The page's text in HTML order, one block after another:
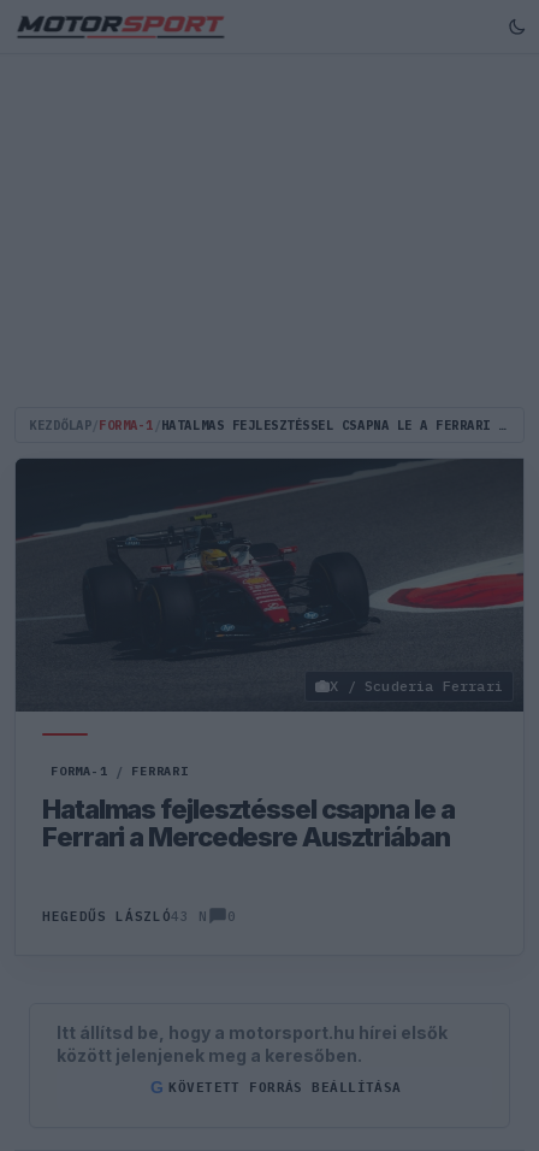
KEZDŐLAP FORMA-1 HATALMAS FEJLESZTÉSSEL CSAPNA LE A FERRARI A MERCEDESRE AUSZTRIÁBAN
X / Scuderia Ferrari
FORMA-1 / FERRARI
Hatalmas fejlesztéssel csapna le a
Ferrari a Mercedesre Ausztriában
HEGEDŰS LÁSZLÓ43 N 0
Itt állítsd be, hogy a motorsport.hu hírei elsők
között jelenjenek meg a keresőben.
G KÖVETETT FORRÁS BEÁLLÍTÁSA